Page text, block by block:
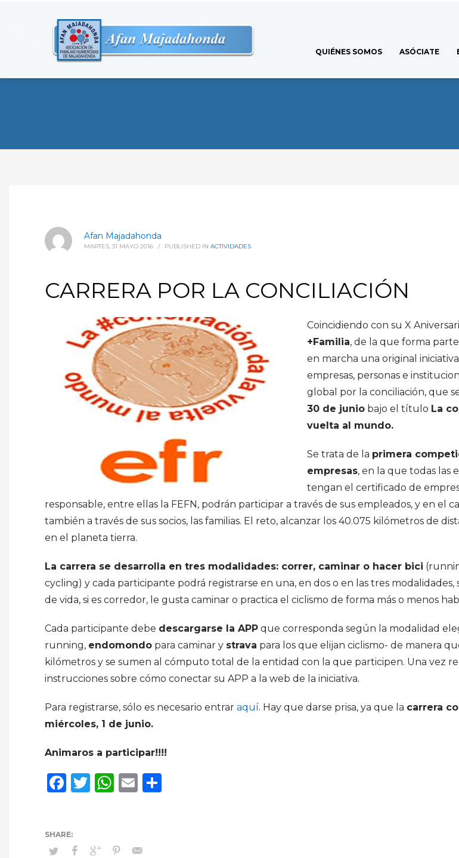
QUIÉNES SOMOS ASÓCIATE
Afan Majadahonda
MARTES, 31 MAYO 2016 / PUBLISHED IN ACTIVIDADES
CARRERA POR LA CONCILIACIÓN
Coincidiendo con su X
+Familia, de la que forma
en marcha una original
empresas, personas e
global por la conciliación, que
30 de junio bajo el título La
vuelta al mundo.
Se trata de la primera
empresas, en la que todas las
tengan el certificado de
responsable, entre ellas la FEFN, podrán participar a través de sus empleados, y en el
también a través de sus socios, las familias. El reto, alcanzar los 40.075 kilómetros de
en el planeta tierra.
La carrera se desarrolla en tres modalidades: correr, caminar o hacer bici
cycling) y cada participante podrá registrarse en una, en dos o en las tres modalidades,
de vida, si es corredor, le gusta caminar o practica el ciclismo de forma más o menos
Cada participante debe descargarse la APP que corresponda según la modalidad
running, endomondo para caminar y strava para los que elijan ciclismo- de manera
kilómetros y se sumen al cómputo total de la entidad con la que participen. Una vez
instrucciones sobre cómo conectar su APP a la web de la iniciativa.
Para registrarse, sólo es necesario entrar aquí. Hay que darse prisa, ya que la carrera
miércoles, 1 de junio.
Animaros a participar!!!!
Facebook
Twitter
WhatsApp
Email